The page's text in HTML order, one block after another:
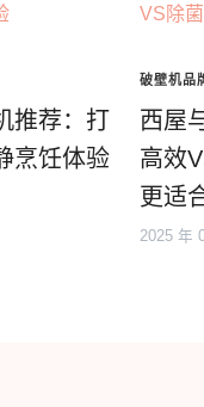
推荐：打
烹饪体验
破壁机品
西屋
高效
更适
2025 年